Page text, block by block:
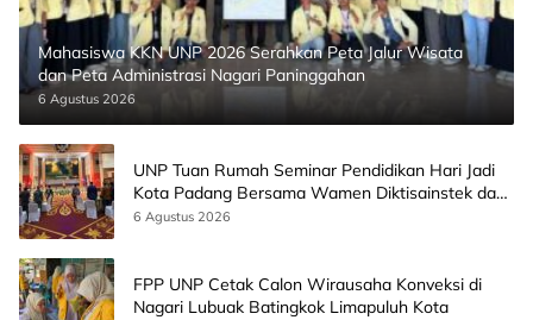
Mahasiswa KKN UNP 2026 Serahkan Peta Jalur Wisata
dan Peta Administrasi Nagari Paninggahan
6 Agustus 2026
UNP Tuan Rumah Seminar Pendidikan Hari Jadi
Kota Padang Bersama Wamen Diktisainstek dan
CEO EMGS Malaysia
6 Agustus 2026
FPP UNP Cetak Calon Wirausaha Konveksi di
Nagari Lubuak Batingkok Limapuluh Kota